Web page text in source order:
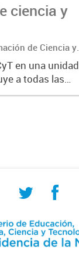
ciencia y
de Ciencia y
(SICYTAR)
en una unidad
a todas las